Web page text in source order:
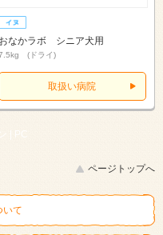
おなかラボ シニア犬用
(ドライ)
取扱い病院
| PC
ページトップへ
いて